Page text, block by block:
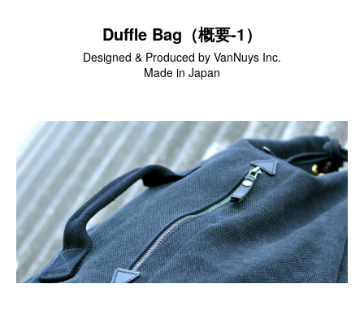
スマートフォンケース
iPhone16 Pro／iPhone15 Pro／iPhone14 Pro／iPhone16／
iPhone15
Galaxy
XPERIA
Other
PC／タブレットケース
Duffle Bag（概要-1）
Designed & Produced by VanNuys Inc.
Made in Japan